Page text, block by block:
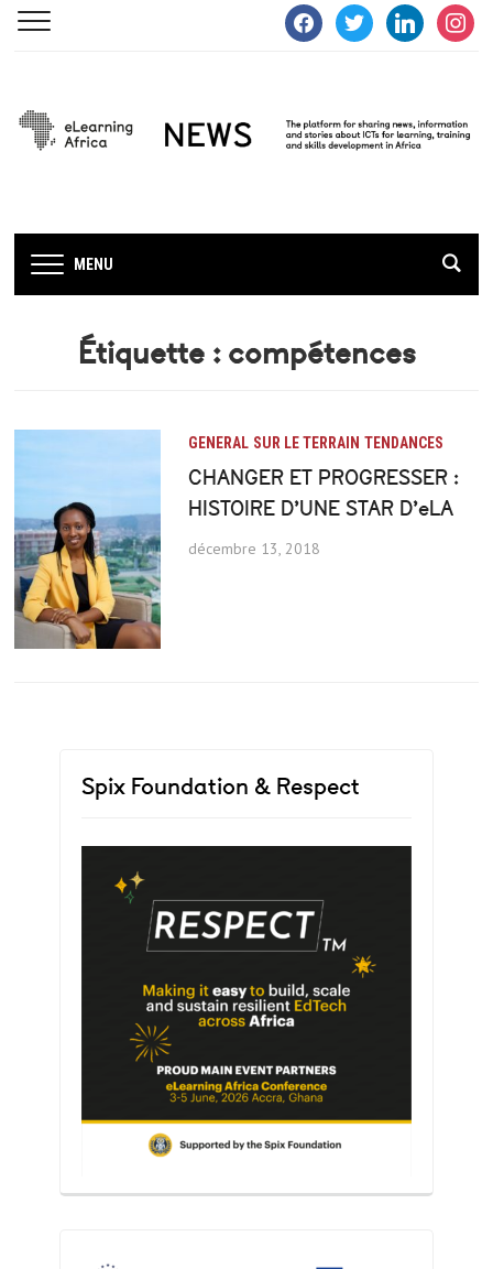
facebooktwitter linkedin
MENU
Étiquette :compétences
GENERAL SUR LE TERRAIN TENDANCES
CHANGER ET PROGRESSER :
HISTOIRE D’UNE STAR D’eLA
décembre 13, 2018
Spix Foundation & Respect